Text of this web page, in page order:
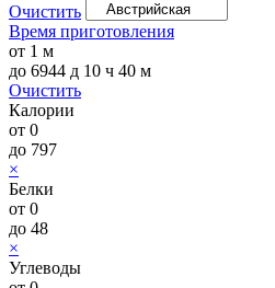
Очистить
Время приготовления
от 1 м
до 6944 д 10 ч 40 м
Очистить
Калории
от 0
до 797
×
Белки
от 0
до 48
×
Углеводы